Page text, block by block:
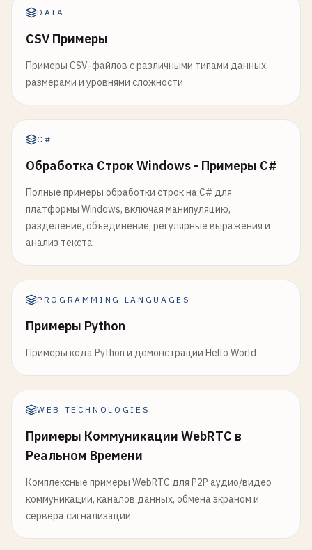
DATA
CSV Примеры
Примеры CSV-файлов с различными типами данных,
размерами и уровнями сложности
C#
Обработка Строк Windows - Примеры C#
Полные примеры обработки строк на C# для
платформы Windows, включая манипуляцию,
разделение, объединение, регулярные выражения и
анализ текста
PROGRAMMING LANGUAGES
Примеры Python
Примеры кода Python и демонстрации Hello World
WEB TECHNOLOGIES
Примеры Коммуникации WebRTC в
Реальном Времени
Комплексные примеры WebRTC для P2P аудио/видео
коммуникации, каналов данных, обмена экраном и
сервера сигнализации